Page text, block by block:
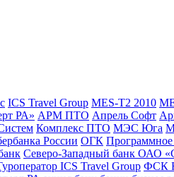
ICS Travel Group MES-T2 2010
РА» АРМ ПТО Апрель Софт
Комплекс ПТО МЭС Юга
России ОГК Программное
Северо-Западный банк ОАО
ICS Travel Group ФСК